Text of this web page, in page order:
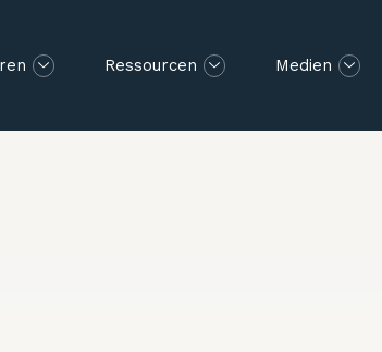
Ressourcen Medien